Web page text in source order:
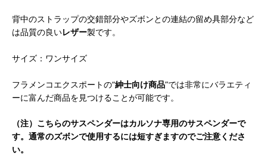
背中のストラップの交錯部分やズボンとの連結の留め具部分など
は品質の良いレザー製です。
サイズ：ワンサイズ
フラメンコエクスポートの“紳士向け商品”では非常にバラエティ
ーに富んだ商品を見つけることが可能です。
（注）こちらのサスペンダーはカルソナ専用のサスペンダーで
す。通常のズボンで使用するには短すぎますのでご注意くださ
い。